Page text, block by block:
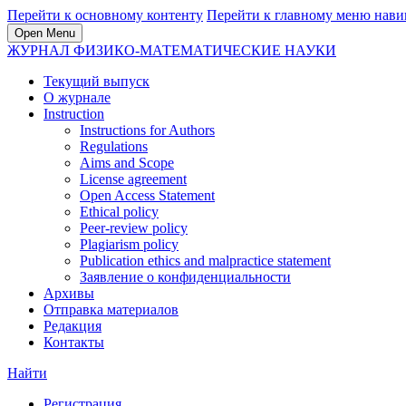
Перейти к основному контенту Перейти к главному меню
Open Menu
ЖУРНАЛ ФИЗИКО-МАТЕМАТИЧЕСКИЕ НАУКИ
Текущий выпуск
О журнале
Instruction
Instructions for Authors
Regulations
Aims and Scope
License agreement
Open Access Statement
Ethical policy
Peer-review policy
Plagiarism policy
Publication ethics and malpractice statement
Заявление о конфиденциальности
Архивы
Отправка материалов
Редакция
Контакты
Найти